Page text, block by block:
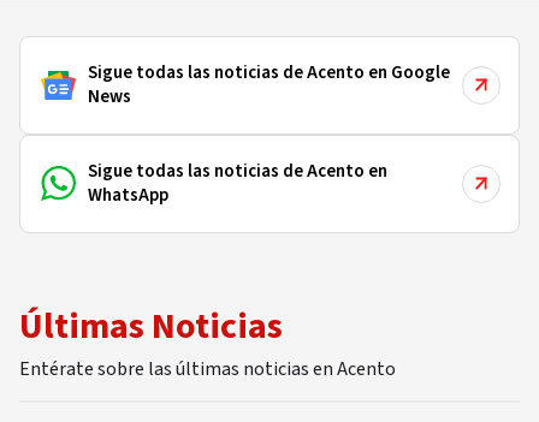
Sigue todas las noticias de Acento en Google
News
Sigue todas las noticias de Acento en
WhatsApp